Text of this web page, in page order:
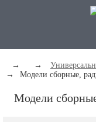
→ →
→
Модели сборные,
Модели